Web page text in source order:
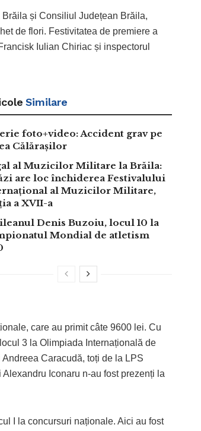
și Consiliul Județean Brăila,
de flori. Festivitatea de premiere a
Iulian Chiriac și inspectorul
Similare
foto+video: Accident grav pe
Călărașilor
al Muzicilor Militare la Brăila:
are loc închiderea Festivalului
al Muzicilor Militare,
a XVII-a
Denis Buzoiu, locul 10 la
Mondial de atletism
care au primit câte 9600 lei. Cu
3 la Olimpiada Internațională de
Caracudă, toți de la LPS
Iconaru n-au fost prezenți la
I la concursuri naționale. Aici au fost